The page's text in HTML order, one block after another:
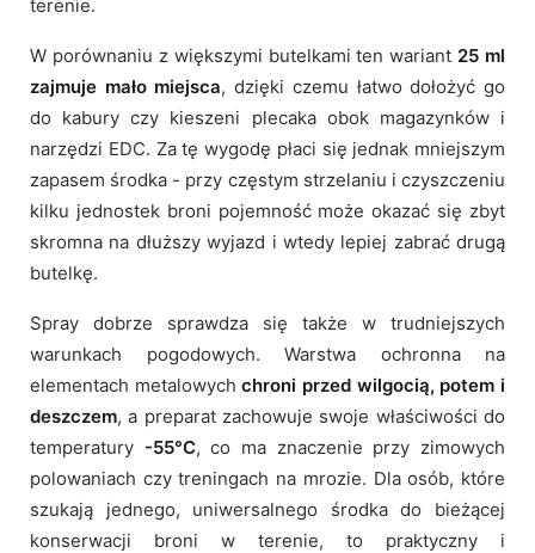
terenie.
W porównaniu z większymi butelkami ten wariant 25 ml
zajmuje mało miejsca, dzięki czemu łatwo dołożyć go
do kabury czy kieszeni plecaka obok magazynków i
narzędzi EDC. Za tę wygodę płaci się jednak mniejszym
zapasem środka - przy częstym strzelaniu i czyszczeniu
kilku jednostek broni pojemność może okazać się zbyt
skromna na dłuższy wyjazd i wtedy lepiej zabrać drugą
butelkę.
Spray dobrze sprawdza się także w trudniejszych
warunkach pogodowych. Warstwa ochronna na
elementach metalowychchroni przed wilgocią, potem i
deszczem, a preparat zachowuje swoje właściwości do
temperatury -55°C, co ma znaczenie przy zimowych
polowaniach czy treningach na mrozie. Dla osób, które
szukają jednego, uniwersalnego środka do bieżącej
konserwacji broni w terenie, to praktyczny i